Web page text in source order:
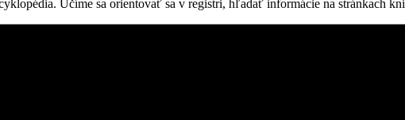
Učíme sa orientovať sa v registri, hľadať informácie na stránkach